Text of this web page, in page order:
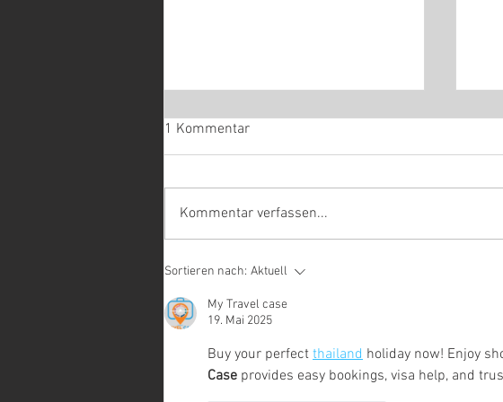
Enduro: Alicke mit Defekt im
1 Kommentar
Kommentar verfassen...
Sortieren nach: Aktuell
My Travel case
19. Mai 2025
Buy your perfect thailand holiday now! Enjoy
Case provides easy bookings, visa help, and